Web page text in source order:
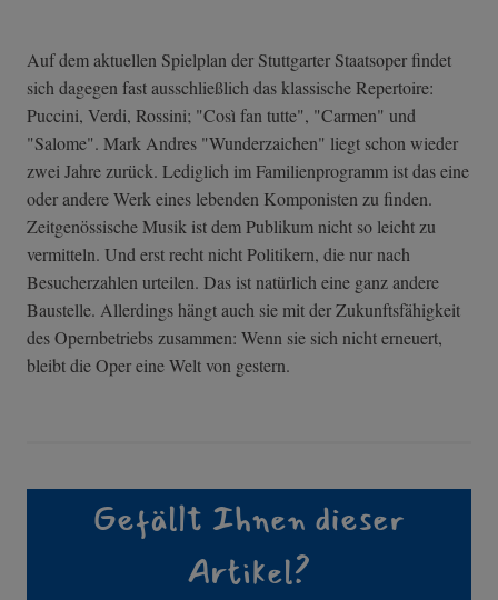
Auf dem aktuellen Spielplan der Stuttgarter Staatsoper findet
sich dagegen fast ausschließlich das klassische Repertoire:
Puccini, Verdi, Rossini; "Così fan tutte", "Carmen" und
"Salome". Mark Andres "Wunderzaichen" liegt schon wieder
zwei Jahre zurück. Lediglich im Familienprogramm ist das eine
oder andere Werk eines lebenden Komponisten zu finden.
Zeitgenössische Musik ist dem Publikum nicht so leicht zu
vermitteln. Und erst recht nicht Politikern, die nur nach
Besucherzahlen urteilen. Das ist natürlich eine ganz andere
Baustelle. Allerdings hängt auch sie mit der Zukunftsfähigkeit
des Opernbetriebs zusammen: Wenn sie sich nicht erneuert,
bleibt die Oper eine Welt von gestern.
Gefällt Ihnen dieser
Artikel?